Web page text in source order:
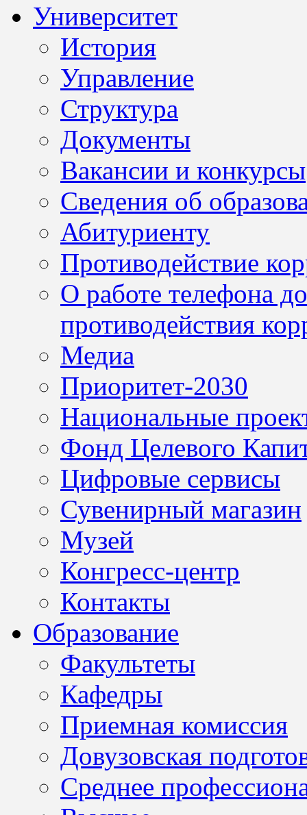
Университет
История
Управление
Структура
Документы
Вакансии и конкурсы
Сведения об
Абитуриенту
Противодействие
О работе телефона
противодействия
Медиа
Приоритет-2030
Национальные
Фонд Целевого
Цифровые сервисы
Сувенирный магазин
Музей
Конгресс-центр
Контакты
Образование
Факультеты
Кафедры
Приемная комиссия
Довузовская
Среднее